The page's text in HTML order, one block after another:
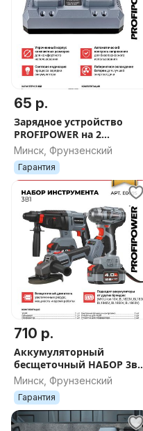
65 р.
Зарядное устройство
PROFIPOWER на 2
аккумулятора Li-ion LI-
18E
Минск, Фрунзенский
Гарантия
710 р.
Аккумуляторный
бесщеточный НАБОР 3в1
УШМ MKDGA-18V
Минск, Фрунзенский
Гарантия